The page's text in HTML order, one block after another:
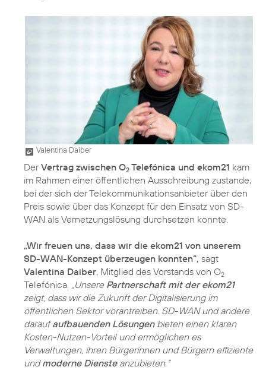
Valentina Daiber
DerVertrag zwischen O2 Telefónica und ekom21 kam
im Rahmen einer öffentlichen Ausschreibung zustande,
bei der sich der Telekommunikationsanbieter über den
Preis sowie über das Konzept für den Einsatz von SD-
WAN als Vernetzungslösung durchsetzen konnte.
„Wir freuen uns, dass wir die ekom21 von unserem
SD-WAN-Konzept überzeugen konnten“, sagt
Valentina Daiber, Mitglied des Vorstands von O2
Telefónica. „Unsere Partnerschaft mit der ekom21
zeigt, dass wir die Zukunft der Digitalisierung im
öffentlichen Sektor vorantreiben. SD-WAN und andere
daraufaufbauenden Lösungenbieten einen klaren
Kosten-Nutzen-Vorteil und ermöglichen es
Verwaltungen, ihren Bürgerinnen und Bürgern effiziente
undmoderne Diensteanzubieten.“